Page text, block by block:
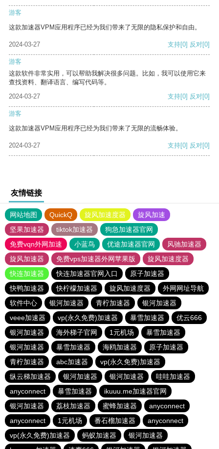
游客
这款加速器VPM应用程序已经为我们带来了无限的隐私保护和自由。
2024-03-27 支持[0] 反对[0]
游客
这款软件非常实用，可以帮助我解决很多问题。比如，我可以使用它来
查找资料、翻译语言、编写代码等。
2024-03-27
支持[0] 反对[0]
游客
这款加速器VPM应用程序已经为我们带来了无限的流畅体验。
2024-03-27 支持[0] 反对[0]
友情链接
网站地图 QuickQ 旋风加速度器
旋风加速
坚果加速器
tiktok加速器
狗急加速器官网
免费vqn外网加速
小蓝鸟 优途加速器官网
风驰加速器
旋风加速器
免费vps加速器外网苹果版
旋风加速度器
快连加速器
快连加速器官网入口
原子加速器
快鸭加速器
快柠檬加速器 旋风加速度器
外网网址导航
软件中心
银河加速器 青柠加速器
银河加速器
veee加速器
vp(永久免费)加速器 暴雪加速器
优云666
银河加速器
海外梯子官网 1元机场
暴雪加速器
银河加速器
暴雪加速器 海鸥加速器
原子加速器
青柠加速器
abc加速器
vp(永久免费)加速器
纵云梯加速器
银河加速器 银河加速器
哇哇加速器
anyconnect
暴雪加速器
ikuuu.me加速器官网
银河加速器
荔枝加速器 蜜蜂加速器
anyconnect
anyconnect
1元机场 番石榴加速器
anyconnect
vp(永久免费)加速器
蚂蚁加速器
银河加速器